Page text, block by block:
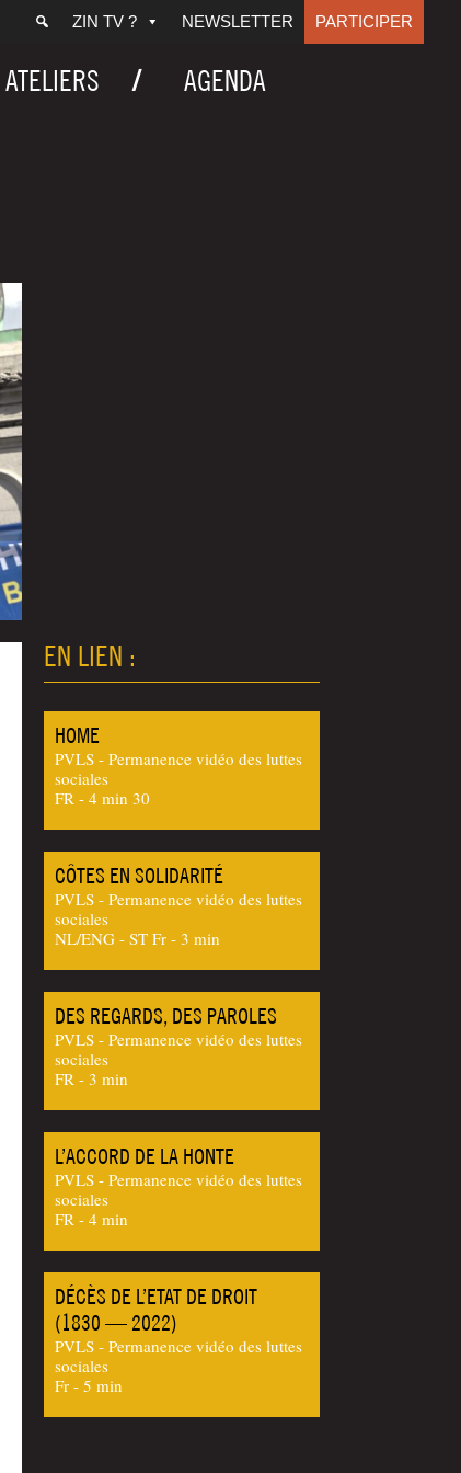
ZIN TV ? NEWSLETTER PARTICIPER
ATELIERS AGENDA
EN LIEN :
HOME
PVLS - Permanence vidéo des luttes
sociales
FR - 4 min 30
CÔTES EN SOLIDARITÉ
PVLS - Permanence vidéo des luttes
sociales
NL/ENG - ST Fr - 3 min
DES REGARDS, DES PAROLES
PVLS - Permanence vidéo des luttes
sociales
FR - 3 min
L’ACCORD DE LA HONTE
PVLS - Permanence vidéo des luttes
sociales
FR - 4 min
DÉCÈS DE L’ETAT DE DROIT
(1830 — 2022)
PVLS - Permanence vidéo des luttes
sociales
Fr - 5 min